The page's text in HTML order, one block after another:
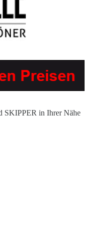
SKIPPER in Ihrer Nähe